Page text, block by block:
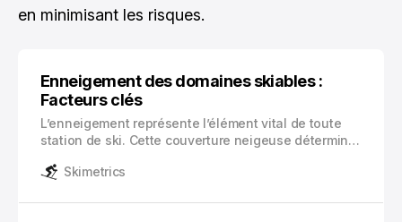
en minimisant les risques.
Enneigement des domaines skiables :
Facteurs clés
L’enneigement représente l’élément vital de toute
station de ski. Cette couverture neigeuse détermine
pistes, mais aussi la viabilité économique des
Skimetrics